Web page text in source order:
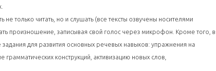
только читать, но и слушать (все тексты озвучены носителями
произношение, записывая свой голос через микрофон. Кроме того, в
для развития основных речевых навыков: упражнения на
конструкций, активизацию новых слов,